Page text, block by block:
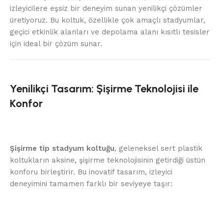
izleyicilere eşsiz bir deneyim sunan yenilikçi çözümler
üretiyoruz. Bu koltuk, özellikle çok amaçlı stadyumlar,
geçici etkinlik alanları ve depolama alanı kısıtlı tesisler
için ideal bir çözüm sunar.
Yenilikçi Tasarım: Şişirme Teknolojisi ile
Konfor
Şişirme tip stadyum koltuğu, geleneksel sert plastik
koltukların aksine, şişirme teknolojisinin getirdiği üstün
konforu birleştirir. Bu inovatif tasarım, izleyici
deneyimini tamamen farklı bir seviyeye taşır: